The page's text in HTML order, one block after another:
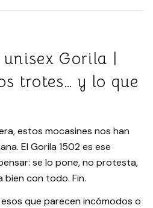
Gorila |
trotes… y lo que
estos mocasines nos han
El Gorila 1502 es ese
se lo pone, no protesta,
bien con todo. Fin.
que parecen incómodos o